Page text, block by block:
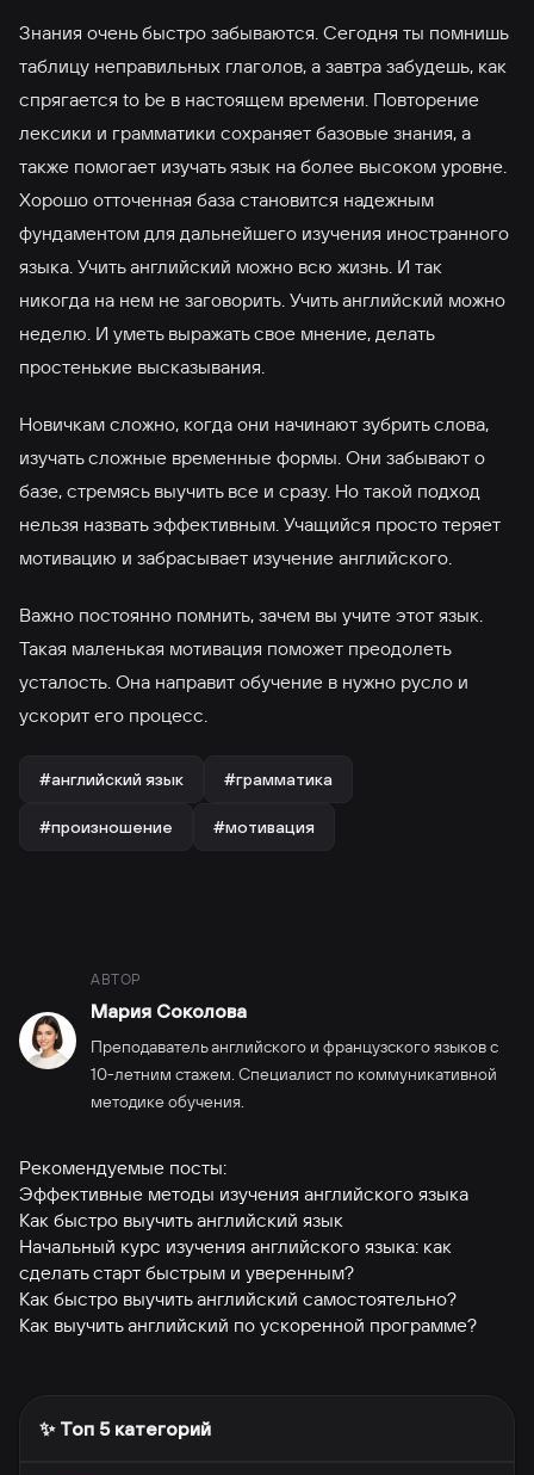
Знания очень быстро забываются. Сегодня ты помнишь
таблицу неправильных глаголов, а завтра забудешь, как
спрягается to be в настоящем времени. Повторение
лексики и грамматики сохраняет базовые знания, а
также помогает изучать язык на более высоком уровне.
Хорошо отточенная база становится надежным
фундаментом для дальнейшего изучения иностранного
языка. Учить английский можно всю жизнь. И так
никогда на нем не заговорить. Учить английский можно
неделю. И уметь выражать свое мнение, делать
простенькие высказывания.
Новичкам сложно, когда они начинают зубрить слова,
изучать сложные временные формы. Они забывают о
базе, стремясь выучить все и сразу. Но такой подход
нельзя назвать эффективным. Учащийся просто теряет
мотивацию и забрасывает изучение английского.
Важно постоянно помнить, зачем вы учите этот язык.
Такая маленькая мотивация поможет преодолеть
усталость. Она направит обучение в нужно русло и
ускорит его процесс.
#английский язык #грамматика
#произношение #мотивация
АВТОР
Мария Соколова
Преподаватель английского и французского языков с
10-летним стажем. Специалист по коммуникативной
методике обучения.
Рекомендуемые посты:
Эффективные методы изучения английского языка
Как быстро выучить английский язык
Начальный курс изучения английского языка: как
сделать старт быстрым и уверенным?
Как быстро выучить английский самостоятельно?
Как выучить английский по ускоренной программе?
✨ Топ 5 категорий